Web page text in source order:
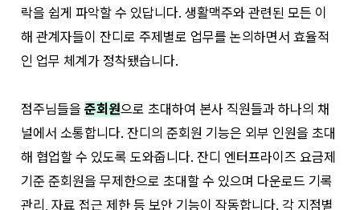
락을 쉽게 파악할 수 있답니다. 생활맥주와 관련된 모든 이
해 관계자들이 잔디로 주제별로 업무를 논의하면서 효율적
인 업무 체계가 정착됐습니다.
점주님들을준회원으로 초대하여 본사 직원들과 하나의 채
널에서 소통합니다. 잔디의 준회원 기능은 외부 인원을 초대
해 협업할 수 있도록 도와줍니다. 잔디 엔터프라이즈 요금제
기준 준회원을 무제한으로 초대할 수 있으며 다운로드 기록
관리, 자료 접근 제한 등 보안 기능이 작동합니다. 각 지점별